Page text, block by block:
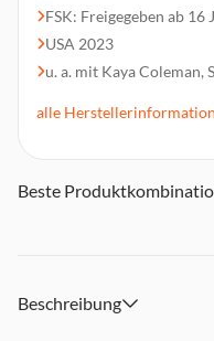
FSK: Freigegeben ab 16
USA 2023
u. a. mit Kaya
Regie: Zac Locke
alle
Beste
Beschreibung